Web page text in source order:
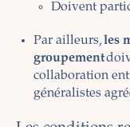
Doivent
Par ailleurs,les
groupement
collaboration
généralistes